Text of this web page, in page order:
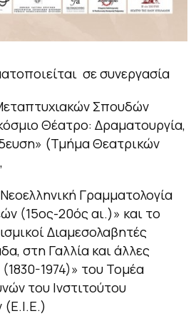
σε συνεργασία
Σπουδών
Θέατρο: Δραματουργία,
(Τμήμα Θεατρικών
Γραμματολογία
(15ος-20ός αι.)» και το
Διαμεσολαβητές
στη Γαλλία και άλλες
1974)» του Τομέα
του Ινστιτούτου
(Ε.Ι.Ε.)